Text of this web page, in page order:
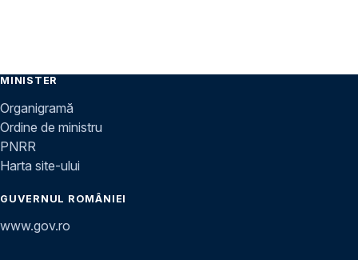
MINISTER
Organigramă
Ordine de ministru
PNRR
Harta site-ului
GUVERNUL ROMÂNIEI
www.gov.ro